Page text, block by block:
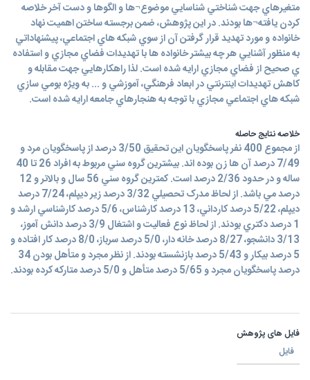
متغيرهاي جهت شناختي شناسايي موضوع¬ها و الگوها و دست آخر خلاصه
کردن يافته¬ها بودند. در اين پژوهش، ضمن برجسته ساختن اهميت نهاد
خانواده و مورد تهديد قرار گرفتن آن از سوي شبكه هاي اجتماعي، پيشنهاداتي
به منظور آشنايي هر چه بيشتر خانواده ها با تهديدات فضاي مجازي و استفاده
ي صحيح از فضاي مجازي ارايه شده است. لذا راهكارهايي جهت مقابله و
كاهش تهديدات اينترنتي در ابعاد فرهنگي، آموزشي و ... به ويژه بومي سازي
شبكه هاي اجتماعي مجازي با توجه به هنجارهاي جامعه ارايه شده است.
خلاصه نتایج حاصله
از مجموع 400 نفر پاسخگويان اين تحقيق 3/50 درصد از پاسخگويان مرد و
7/49 درصد آن ها زن بوده اند. بيشترين گروه سني مربوط به افراد 26 تا 40
ساله و در حدود 2/36 درصد است. کمترين گروه سني 56 سال و بالاتر و 12
درصد مي باشد. از لحاظ مدرک تحصيلي 3/32 درصد زير ديپلم، 7/24 درصد
ديپلم، 5/22 درصد کارداني، 13 درصد کارشناس، 5/6 درصد کارشناسي ارشد و
1 درصد دکتري بودند. از لحاظ نوع فعاليت و اشتغال 3/9 درصد دانش آموز،
3/13 دانشجو، 8/27 درصد خانه دار، 5/0 درصد سرباز، 8/0 درصد کار افتاده و
5 درصد بيکار و 5/43 درصد بازنشسته بودند. از نظر مجرد و متأهل بودن 34
درصد پاسخگويان مجرد و 5/65 درصد متأهل و 5/0 درصد متارکه کرده بودند.
فایل های پژوهش
فایل